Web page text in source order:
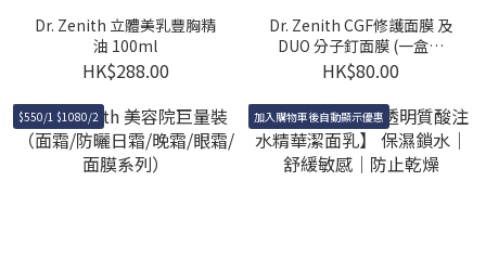
Dr. Zenith 立體美乳豐胸精
油 100ml
HK$288.00
Dr. Zenith CGF修護面膜 及
DUO 分子釘面膜 (一盒五
包）
HK$80.00
$550/1 $1080/2 加入購物車後自動顯示優惠